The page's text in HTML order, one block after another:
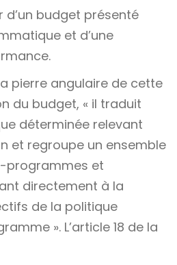
d’un budget présenté
et d’une
pierre angulaire de cette
du budget, « il traduit
déterminée relevant
et regroupe un ensemble
programmes et
directement à la
de la politique
». L’article 18 de la